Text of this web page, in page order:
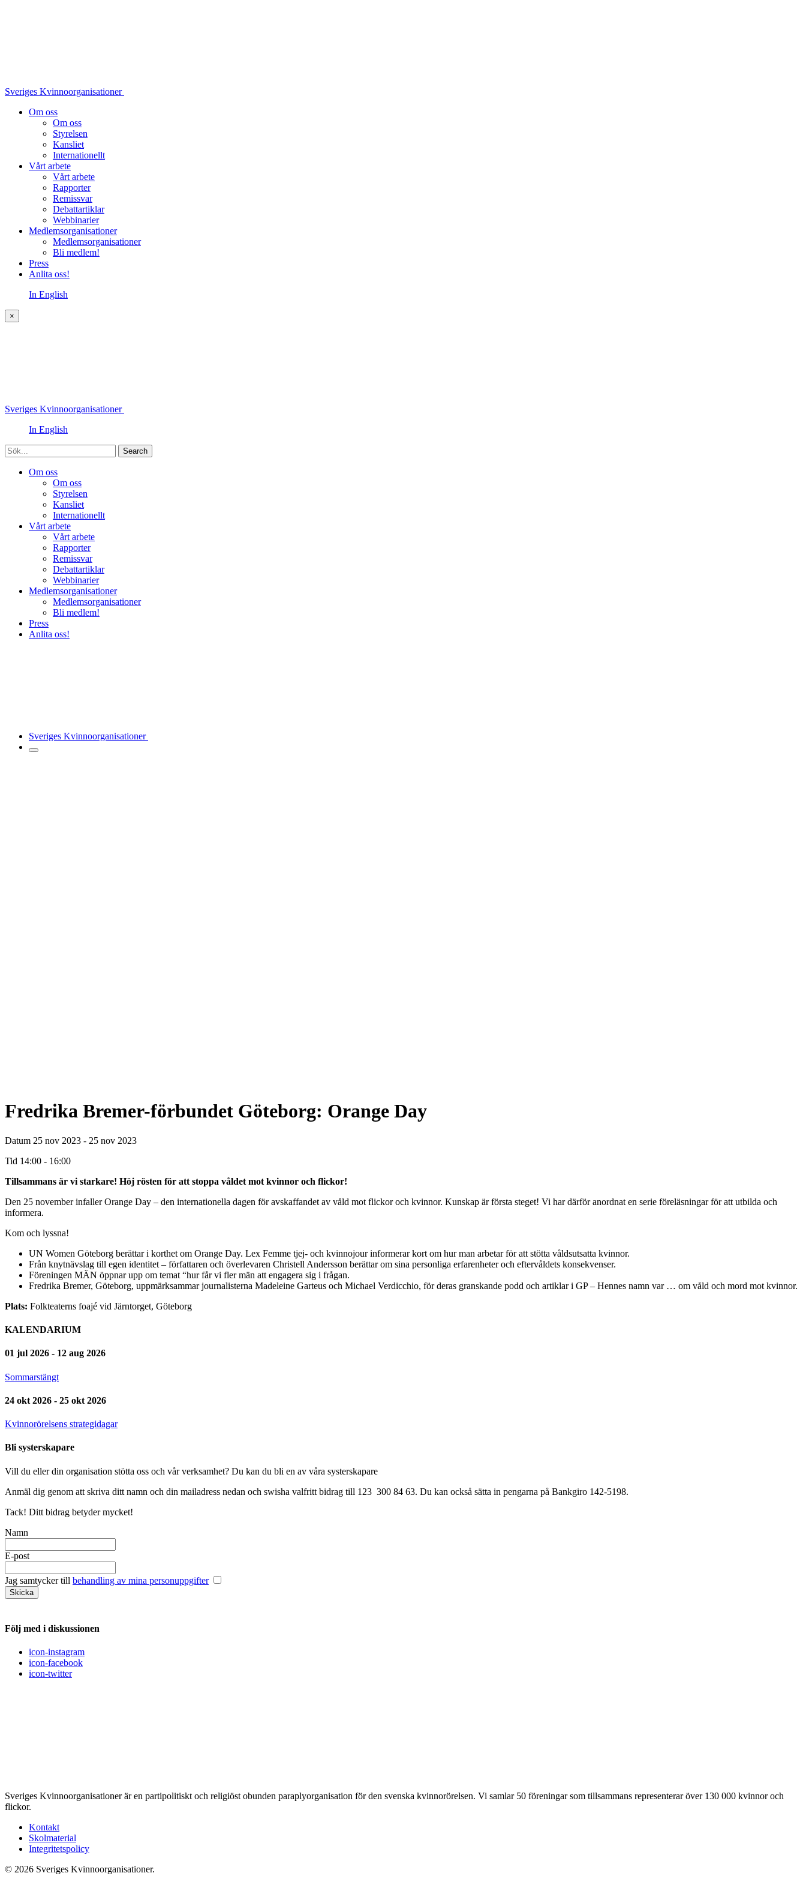
Sveriges Kvinnoorganisationer
Om oss
Om oss
Styrelsen
Kansliet
Internationellt
Vårt arbete
Vårt arbete
Rapporter
Remissvar
Debattartiklar
Webbinarier
Medlemsorganisationer
Medlemsorganisationer
Bli medlem!
Press
Anlita oss!
In English
×
Sveriges Kvinnoorganisationer
In English
Sök
Om oss
Om oss
Styrelsen
Kansliet
Internationellt
Vårt arbete
Vårt arbete
Rapporter
Remissvar
Debattartiklar
Webbinarier
Medlemsorganisationer
Medlemsorganisationer
Bli medlem!
Press
Anlita oss!
Sveriges Kvinnoorganisationer
Fredrika Bremer-förbundet Göteborg: Orange Day
Datum 25 nov 2023 - 25 nov 2023
Tid 14:00 - 16:00
Tillsammans är vi starkare! Höj rösten för att stoppa våldet mot kvinnor och flickor!
Den 25 november infaller Orange Day – den internationella dagen för avskaffandet av våld mot flickor och kvinnor. Kunskap är första steget! Vi har därför anordnat en serie föreläsningar för att utbilda och
informera.
Kom och lyssna!
UN Women Göteborg berättar i korthet om Orange Day. Lex Femme tjej- och kvinnojour informerar kort om hur man arbetar för att stötta våldsutsatta kvinnor.
Från knytnävslag till egen identitet – författaren och överlevaren Christell Andersson berättar om sina personliga erfarenheter och eftervåldets konsekvenser.
Föreningen MÄN öppnar upp om temat “hur får vi fler män att engagera sig i frågan.
Fredrika Bremer, Göteborg, uppmärksammar journalisterna Madeleine Garteus och Michael Verdicchio, för deras granskande podd och artiklar i GP – Hennes namn var … om våld och mord mot kvinnor.
Plats: Folkteaterns foajé vid Järntorget, Göteborg
KALENDARIUM
01 jul 2026 - 12 aug 2026
Sommarstängt
24 okt 2026 - 25 okt 2026
Kvinnorörelsens strategidagar
Bli systerskapare
Vill du eller din organisation stötta oss och vår verksamhet? Du kan du bli en av våra systerskapare
Anmäl dig genom att skriva ditt namn och din mailadress nedan och swisha valfritt bidrag till 123 300 84 63. Du kan också sätta in pengarna på Bankgiro 142-5198.
Tack! Ditt bidrag betyder mycket!
Namn
E-post
Jag samtycker till behandling av mina personuppgifter
Följ med i diskussionen
icon-instagram
icon-facebook
icon-twitter
Sveriges Kvinnoorganisationer är en partipolitiskt och religiöst obunden paraplyorganisation för den svenska kvinnorörelsen. Vi samlar 50 föreningar som tillsammans representerar över 130 000 kvinnor och
flickor.
Kontakt
Skolmaterial
Integritetspolicy
© 2026 Sveriges Kvinnoorganisationer.